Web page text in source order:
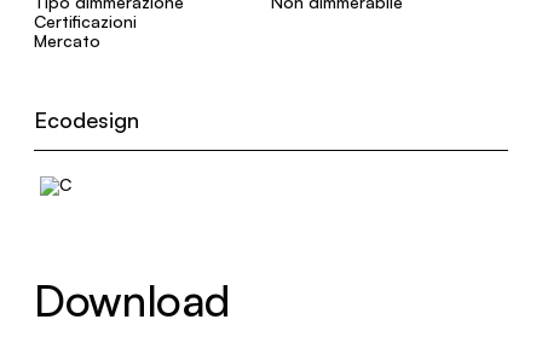
Certificazioni
Mercato
Ecodesign
Download